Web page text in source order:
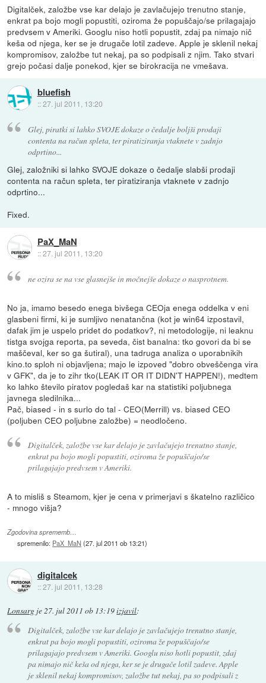
Digitalček, založbe vse kar delajo je zavlačujejo trenutno stanje,
enkrat pa bojo mogli popustiti, oziroma že popuščajo/se prilagajajo
predvsem v Ameriki. Googlu niso hotli popustit, zdaj pa nimajo nič
keša od njega, ker se je drugače lotil zadeve. Apple je sklenil nekaj
kompromisov, založbe tut nekaj, pa so podpisali z njim. Tako stvari
grejo počasi dalje ponekod, kjer se birokracija ne vmešava.
bluefish
::27. jul 2011, 13:20
Glej, piratki si lahko SVOJE dokaze o čedalje boljši prodaji
contenta na račun spleta, ter piratiziranja vtaknete v zadnjo
odprtino...
Glej, založniki si lahko SVOJE dokaze o čedalje slabši prodaji
contenta na račun spleta, ter piratiziranja vtaknete v zadnjo
odprtino...
Fixed.
PaX_MaN
::27. jul 2011, 13:20
ne ozira se na vse glasnejše in močnejše dokaze o nasprotnem.
No ja, imamo besedo enega bivšega CEOja enega oddelka v eni
glasbeni firmi, ki je sumljivo nenatančna (kot je win64 izpostavil,
dafak jim je uspelo pridet do podatkov?, ni metodologije, ni leaknu
tistga svojga reporta, pa seveda, čist banalna: tko govori da bi se
maščeval, ker so ga šutiral), una tadruga analiza o uporabnikih
kino.to sploh ni objavljena; majo le izpoved "dobro obveščenga vira
v GFK", da je to zihr tko(LEAK IT OR IT DIDN'T HAPPEN!), medtem
ko lahko število piratov pogledaš kar na statistiki poljubnega
javnega sledilnika...
Pač, biased - in s surlo do tal - CEO(Merrill) vs. biased CEO
(poljuben CEO poljubne založbe) = neodločeno.
Digitalček, založbe vse kar delajo je zavlačujejo trenutno stanje,
enkrat pa bojo mogli popustiti, oziroma že popuščajo/se
prilagajajo predvsem v Ameriki.
A to misliš s Steamom, kjer je cena v primerjavi s škatelno različico
- mnogo višja?
Zgodovina sprememb…
spremenilo: PaX_MaN(27. jul 2011 ob 13:21)
digitalcek
::27. jul 2011, 13:28
Lonsarg je27. jul 2011 ob 13:19izjavil:
Digitalček, založbe vse kar delajo je zavlačujejo trenutno stanje,
enkrat pa bojo mogli popustiti, oziroma že popuščajo/se
prilagajajo predvsem v Ameriki. Googlu niso hotli popustit, zdaj
pa nimajo nič keša od njega, ker se je drugače lotil zadeve. Apple
je sklenil nekaj kompromisov, založbe tut nekaj, pa so podpisali z